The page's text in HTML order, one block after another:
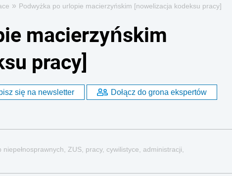
» Podwyżka po urlopie macierzyńskim [nowelizacja kodeksu pracy]
macierzyńskim
pracy]
się na newsletter Dołącz do grona ekspertów
ZUS, pracy, cywilistyce, administracji,